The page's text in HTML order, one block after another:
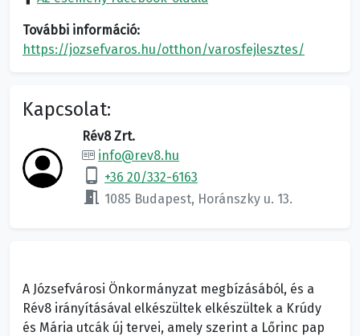
További információ:
https://jozsefvaros.hu/otthon/varosfejlesztes/
Kapcsolat:
Rév8 Zrt.
info@rev8.hu
phone_android +36 20/332-6163
meeting_room 1085 Budapest, Horánszky u. 13.
A Józsefvárosi Önkormányzat megbízásából, és a
Rév8 irányításával elkészültek elkészültek a Krúdy
és Mária utcák új tervei, amely szerint a Lőrinc pap